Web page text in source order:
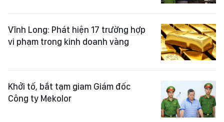
Vĩnh Long: Phát hiện 17 trường hợp
vi phạm trong kinh doanh vàng
Khởi tố, bắt tạm giam Giám đốc
Công ty Mekolor